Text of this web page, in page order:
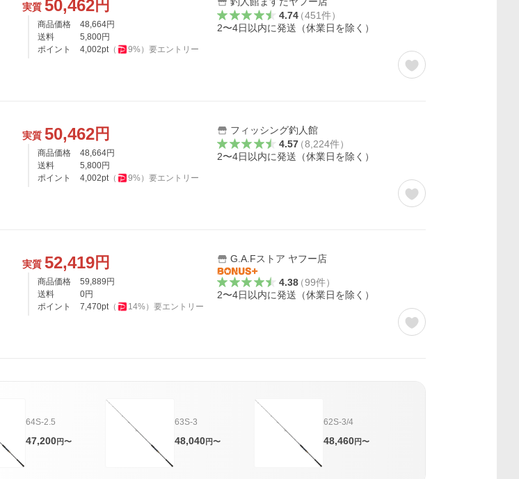
実質 50,462円
商品価格 48,664円
送料
5,800円
ポイント
4,002pt（ 9%） 要エントリー
4.74（451件）
2〜4日以内に発送（休業日を除く）
実質 50,462円
商品価格 48,664円
送料
5,800円
ポイント
4,002pt（ 9%） 要エントリー
フィッシング釣人館
4.57（8,224件）
2〜4日以内に発送（休業日を除く）
実質 52,419円
商品価格 59,889 円
送料
0円
ポイント
7,470pt（ 14%） 要エントリー
G.A.Fストア ヤフー店
4.38（99件）
2〜4日以内に発送（休業日を除く）
64S-2.5
47,200円〜
63S-3
48,040円〜
62S-3/4
48,460円〜